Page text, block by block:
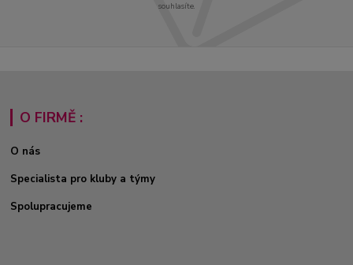
souhlasíte.
O FIRMĚ :
O nás
Specialista pro kluby a týmy
Spolupracujeme